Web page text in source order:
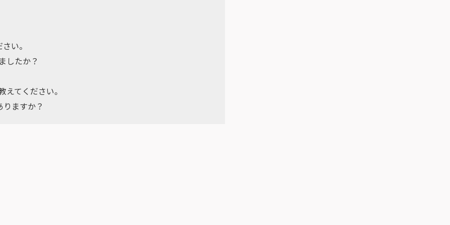
い。
したか？
てください。
ますか？